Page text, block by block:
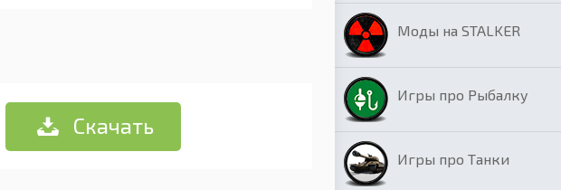
Скачать
Моды на STALKER
Игры про Рыбалку
Игры про Танки